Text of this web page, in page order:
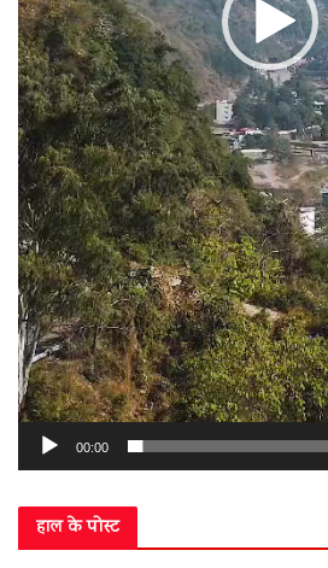
00:00
हाल के पोस्ट